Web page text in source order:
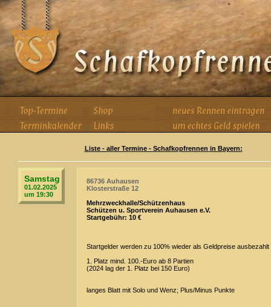
Liste - aller Termine - Schafkopfrennen in Bayern:
Samstag
01.02.2025
um 19:30
86736 Auhausen
Klosterstraße 12
Mehrzweckhalle/Schützenhaus
Schützen u. Sportverein Auhausen e.V.
Startgebühr: 10 €
Startgelder werden zu 100% wieder als Geldpreise ausbezahlt
1. Platz mind. 100.-Euro ab 8 Partien
(2024 lag der 1. Platz bei 150 Euro)
langes Blatt mit Solo und Wenz; Plus/Minus Punkte